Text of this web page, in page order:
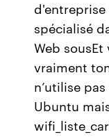
spécialisé
Web
vraiment
n’utilise
Ubuntu